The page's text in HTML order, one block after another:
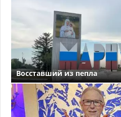
Восставший из пепла